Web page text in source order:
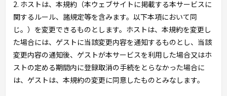
2. ホストは、本規約（本ウェブサイトに掲載する本サービスに
関するルール、諸規定等を含みます。以下本項において同
じ。）を変更できるものとします。ホストは、本規約を変更し
た場合には、ゲストに当該変更内容を通知するものとし、当該
変更内容の通知後、ゲストが本サービスを利用した場合又はホ
ストの定める期間内に登録取消の手続をとらなかった場合に
は、ゲストは、本規約の変更に同意したものとみなします。